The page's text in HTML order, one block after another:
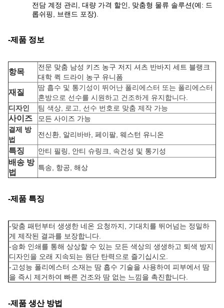
전담 계정 관리, 대량 가격 할인, 맞춤형 물류 솔루션(예: 드
롭쉬핑, 브랜드 포장).
-제품 정보
항목
전문 맞춤 남성 키즈 농구 저지 셔츠 반바지 세트 블랭크
대학 퀵 드라이 농구 유니폼
재질
땀 흡수 및 통기성이 뛰어난 폴리에스터 또는 폴리에스터
혼방으로 선수를 시원하고 건조하게 유지합니다.
디자인
팀 색상, 로고, 선수 번호로 맞춤 제작 가능
사이즈
모든 사이즈 가능
결제 방
법
전신환, 알리바바, 페이팔, 웨스턴 유니온
특징 안티 필링, 안티 슈링크, 속건성 및 통기성
배송 방
법
특송, 항공, 해상
-제품 특징
-맞춤 패턴부터 생생한 네온 요청까지, 기대치를 뛰어넘는 정밀하
게 제작된 결과를 보장합니다.
-승화 인쇄를 통해 상상할 수 있는 모든 색상의 생생하고 퇴색 방지
디자인을 오래 지속되는 원단 탄력으로 즐기십시오.
-고성능 폴리에스터 소재는 땀 흡수 기술을 사용하여 피부에서 땀
을 즉시 제거하여 빠른 건조와 땀 없는 느낌을 촉진합니다.
-제품 생산 방법